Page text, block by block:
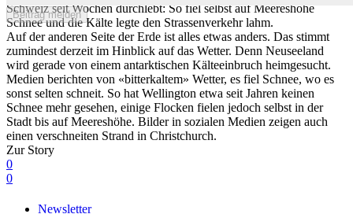
Beitrag melden
Schweiz seit Wochen durchlebt: So fiel selbst auf Meereshöhe
Schnee und die Kälte legte den Strassenverkehr lahm.
Auf der anderen Seite der Erde ist alles etwas anders. Das stimmt
zumindest derzeit im Hinblick auf das Wetter. Denn Neuseeland
wird gerade von einem antarktischen Kälteeinbruch heimgesucht.
Medien berichten von «bitterkaltem» Wetter, es fiel Schnee, wo es
sonst selten schneit. So hat Wellington etwa seit Jahren keinen
Schnee mehr gesehen, einige Flocken fielen jedoch selbst in der
Stadt bis auf Meereshöhe. Bilder in sozialen Medien zeigen auch
einen verschneiten Strand in Christchurch.
Zur Story
0
0
Newsletter